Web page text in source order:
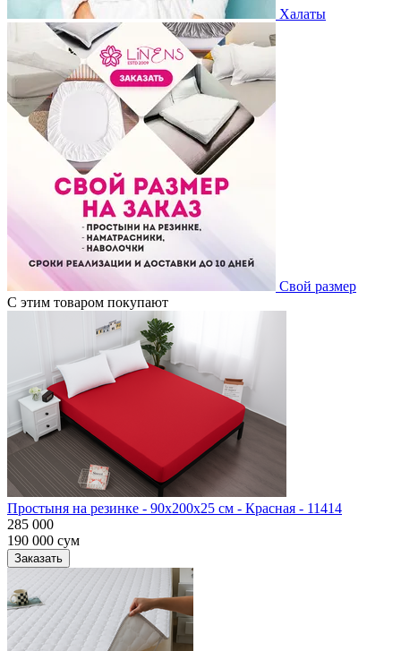
Халаты
Свой размер
С этим товаром покупают
Простыня на резинке - 90x200x25 cм - Красная - 11414
285 000
190 000 сум
Заказать